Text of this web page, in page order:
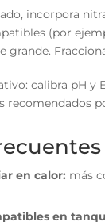
incorpora
(por
grande.
calibra pH y
recomendados
en calor: más
en